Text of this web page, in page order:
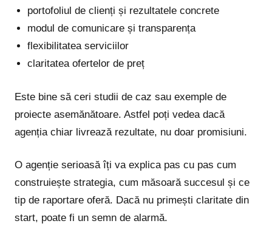
portofoliul de clienți și rezultatele concrete
modul de comunicare și transparența
flexibilitatea serviciilor
claritatea ofertelor de preț
Este bine să ceri studii de caz sau exemple de
proiecte asemănătoare. Astfel poți vedea dacă
agenția chiar livrează rezultate, nu doar promisiuni.
O agenție serioasă îți va explica pas cu pas cum
construiește strategia, cum măsoară succesul și ce
tip de raportare oferă. Dacă nu primești claritate din
start, poate fi un semn de alarmă.